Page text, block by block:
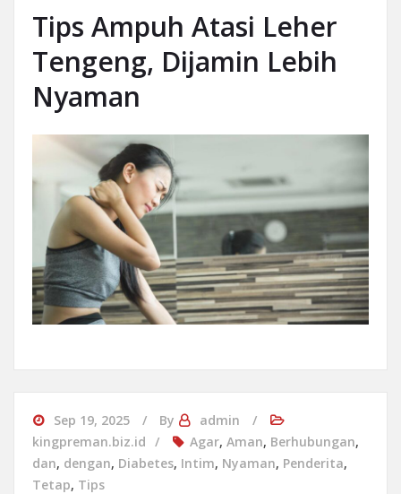
Tips Ampuh Atasi Leher
Tengeng, Dijamin Lebih
Nyaman
Sep 19, 2025 By
admin
kingpreman.biz.id
Agar, Aman, Berhubungan,
dan, dengan, Diabetes, Intim, Nyaman, Penderita,
Tetap, Tips